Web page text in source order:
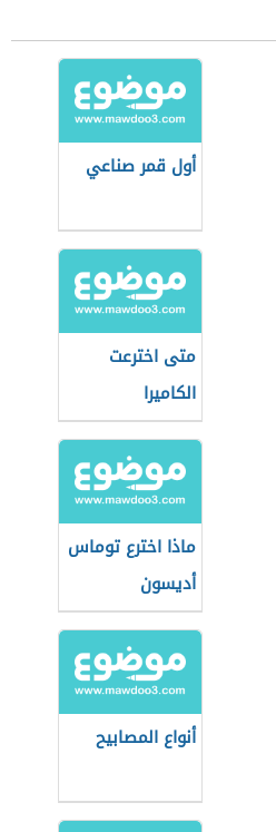
أول قمر صناعي
متى اخترعت
الكاميرا
ماذا اخترع توماس
أديسون
أنواع المصابيح